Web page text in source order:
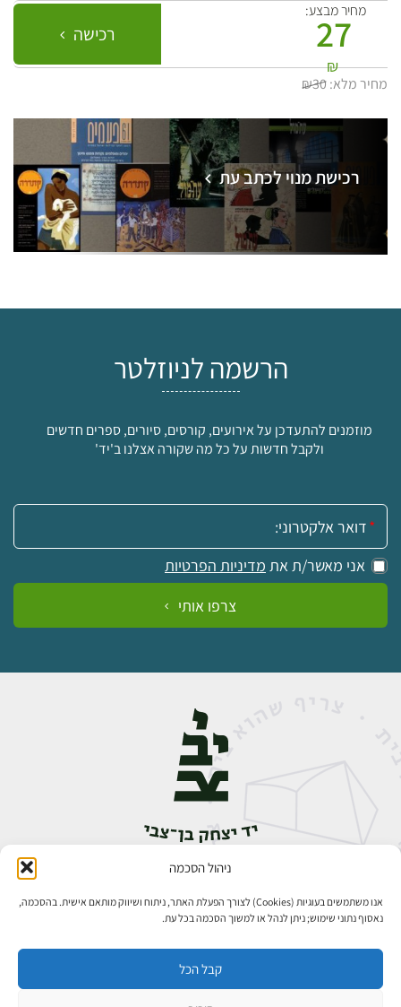
ניהול הסכמה
אנו משתמשים בעוגיות (Cookies) לצורך הפעלת האתר, ניתוח ושיווק מותאם אישית. בהסכמה,
נאסוף נתוני שימוש; ניתן לנהל או למשוך הסכמה בכל עת.
קבל הכל
מחיר מבצע:
27
₪
רכישה
מחיר מלא:₪30
רכישת מנוי לכתב עת
הרשמה לניוזלטר
מוזמנים להתעדכן על אירועים, קורסים, סיורים, ספרים חדשים
ולקבל חדשות על כל מה שקורה אצלנו ב'יד'
אימייל:
אני מאשר/ת את מדיניות הפרטיות
צרפו אותי
אבן גבירול 14, רחביה, ירושלים